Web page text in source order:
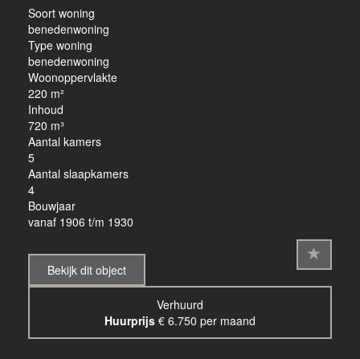
Soort woning
benedenwoning
Type woning
benedenwoning
Woonoppervlakte
220 m²
Inhoud
720 m³
Aantal kamers
5
Aantal slaapkamers
4
Bouwjaar
vanaf 1906 t/m 1930
Bekijk dit object
Verhuurd
Huurprijs € 6.750 per maand